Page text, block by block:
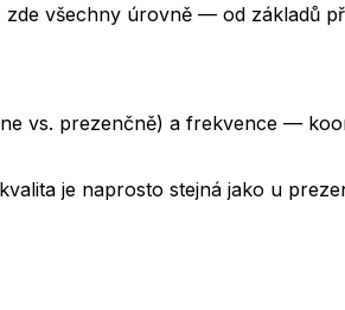
zde všechny úrovně — od základů
vs. prezenčně) a frekvence —
je naprosto stejná jako u